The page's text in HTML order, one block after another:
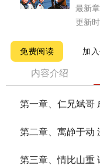
最新章
更新
免费阅读 加
内容介绍
第一章、仁兄斌
第二章、寓静于
第三章、情比山重